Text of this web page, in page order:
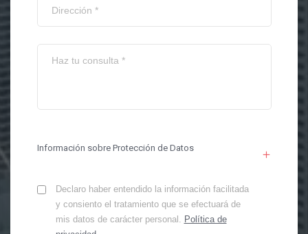
Información sobre Protección de Datos
Declaro haber entendido la información facilitada
y consiento el tratamiento que se efectuará de
mis datos de carácter personal. Política de